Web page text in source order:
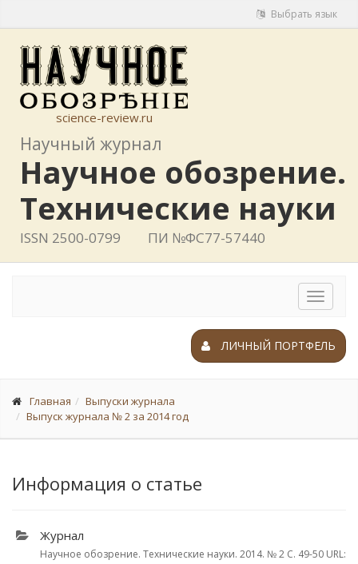
Выбрать язык
science-review.ru
Научный журнал
Научное обозрение.
Технические науки
ISSN 2500-0799 ПИ №ФС77-57440
Toggle
ЛИЧНЫЙ ПОРТФЕЛЬ
Главная
Выпуски журнала
Выпуск журнала № 2 за 2014 год
Информация о статье
Журнал
Научное обозрение. Технические науки. 2014. № 2 С. 49-50 URL: